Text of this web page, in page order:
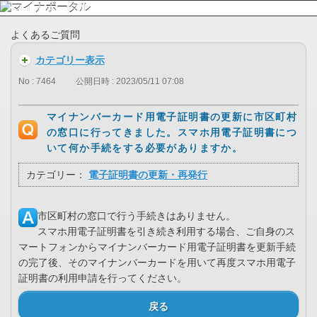
よくあるご質問
カテゴリー表示
No : 7464 公開日時 : 2023/05/11 07:08
マイナンバーカード用電子証明書の更新に市区町村
の窓口に行ってきました。スマホ用電子証明書につ
いて何か手続をする必要がありますか。
カテゴリー： 電子証明書の更新・再発行
市区町村の窓口で行う手続きはありません。
スマホ用電子証明書を引き続き利用する場合、ご自身のス
マートフォンからマイナンバーカード用電子証明書を更新手続
の完了後、そのマイナンバーカードを用いて再度スマホ用電子
証明書の利用申請を行ってください。
戻る